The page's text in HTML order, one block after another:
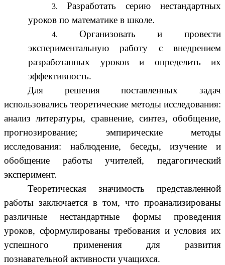
Разработать серию нестандартных
уроков по математике в школе.
Организовать и провести
экспериментальную работу с внедрением
разработанных уроков и определить их
эффективность.
Для решения поставленных задач
использовались теоретические методы исследования:
анализ литературы, сравнение, синтез, обобщение,
прогнозирование; эмпирические методы
исследования: наблюдение, беседы, изучение и
обобщение работы учителей, педагогический
эксперимент.
Теоретическая значимость представленной
работы заключается в том, что проанализированы
различные нестандартные формы проведения
уроков, сформулированы требования и условия их
успешного применения для развития
познавательной активности учащихся.